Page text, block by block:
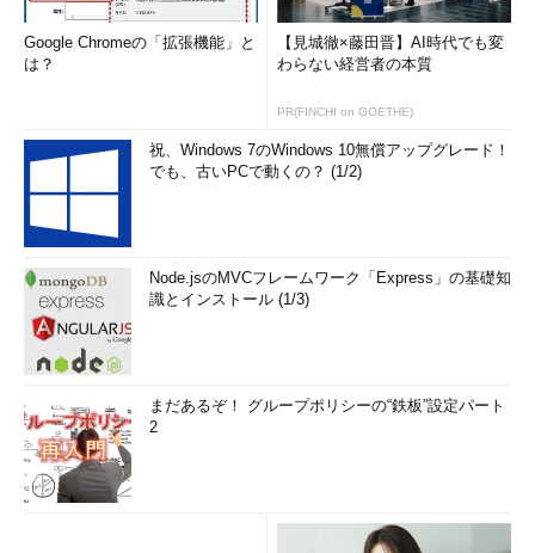
Google Chromeの「拡張機能」と
は？
【見城徹×藤田晋】AI時代でも変
わらない経営者の本質
PR(FINCHI on GOETHE)
祝、Windows 7のWindows 10無償アップグレード！
でも、古いPCで動くの？ (1/2)
Node.jsのMVCフレームワーク「Express」の基礎知
識とインストール (1/3)
まだあるぞ！ グループポリシーの“鉄板”設定パート
2